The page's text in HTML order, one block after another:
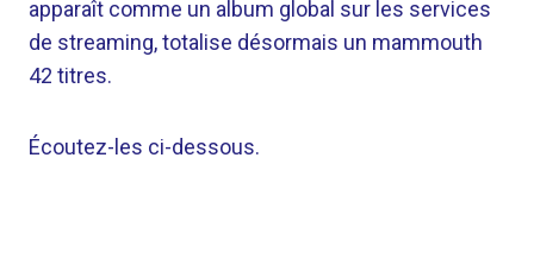
apparaît comme un album global sur les services
de streaming, totalise désormais un mammouth
42 titres.
Écoutez-les ci-dessous.